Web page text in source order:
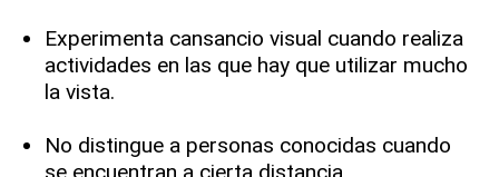
Experimenta cansancio visual cuando realiza
actividades en las que hay que utilizar mucho
la vista.
No distingue a personas conocidas cuando